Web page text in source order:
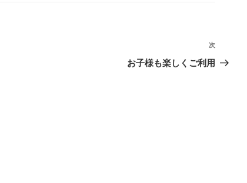
次
の
次
お子様も楽しくご利用